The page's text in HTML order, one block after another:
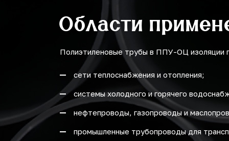
Области
Полиэтиленовые трубы в ППУ-ОЦ изоляции
сети теплоснабжения и отопления;
системы холодного и горячего
нефтепроводы, газопроводы и
промышленные трубопроводы для